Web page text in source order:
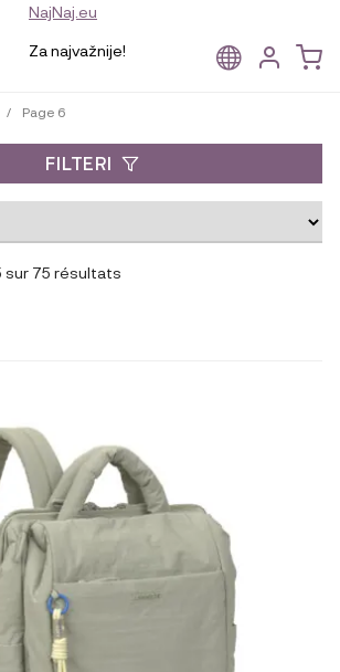
NajNaj.eu
Za najvažnije!
/ Page 6
sur 75 résultats
FILTERI